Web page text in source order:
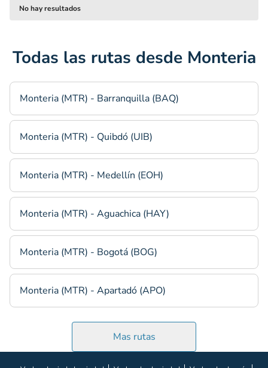
No hay resultados
Todas las rutas desde Monteria
Monteria (MTR) - Barranquilla (BAQ)
Monteria (MTR) - Quibdó (UIB)
Monteria (MTR) - Medellín (EOH)
Monteria (MTR) - Aguachica (HAY)
Monteria (MTR) - Bogotá (BOG)
Monteria (MTR) - Apartadó (APO)
Mas rutas